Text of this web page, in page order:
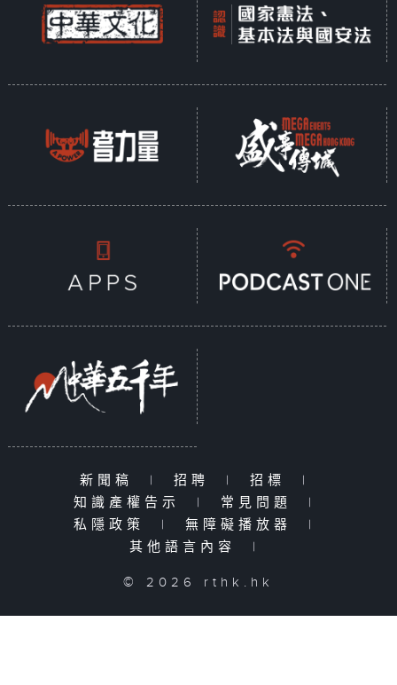
新聞稿 | 招聘 | 招標
|
知識產權告示
| 常見問題
|
私隱政策
| 無障礙播放器
|
其他語言內容
|
© 2026 rthk.hk